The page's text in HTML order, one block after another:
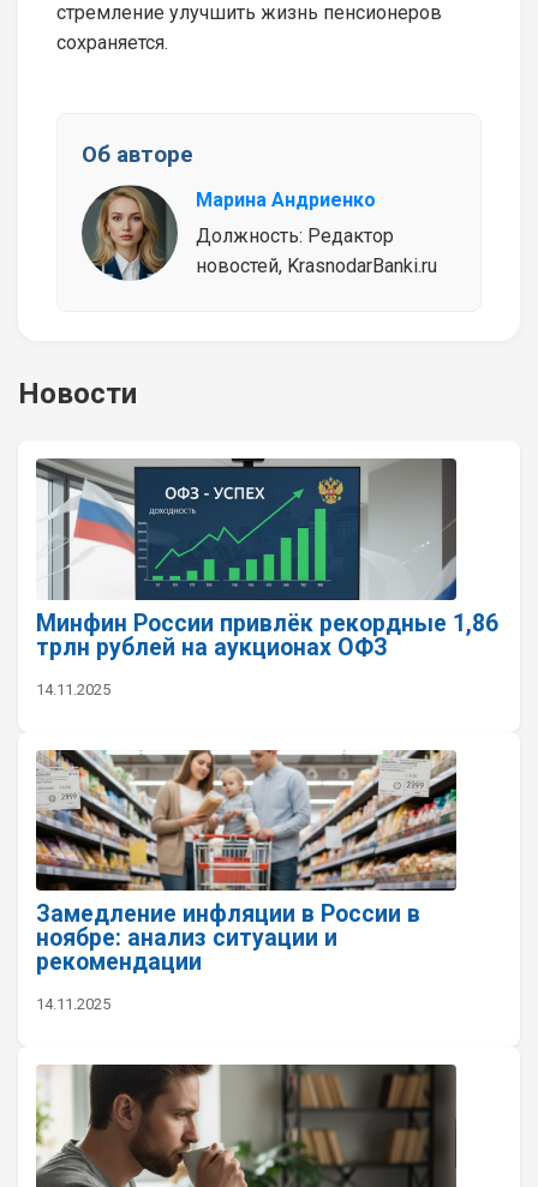
стремление улучшить жизнь пенсионеров
сохраняется.
Об авторе
Марина Андриенко
Должность: Редактор
новостей, KrasnodarBanki.ru
Новости
Минфин России привлёк рекордные 1,86
трлн рублей на аукционах ОФЗ
14.11.2025
Замедление инфляции в России в
ноябре: анализ ситуации и
рекомендации
14.11.2025